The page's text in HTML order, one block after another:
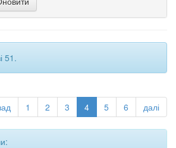
51.
1 2 3 4 5 6 далі